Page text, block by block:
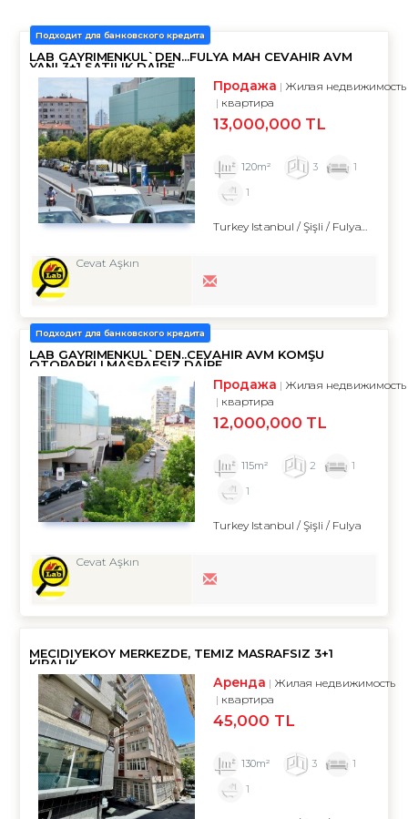
Подходит для банковского кредита
LAB GAYRIMENKUL`DEN...FULYA MAH CEVAHİR AVM
YANI 3+1 SATILIK DAİRE
Продажа
Жилая недвижимость
квартира
13,000,000 TL
120m² 3
1
1
Turkey Istanbul / Şişli / Fulya
Cevat Aşkın
Подходит для банковского кредита
LAB GAYRIMENKUL`DEN..CEVAHİR AVM KOMŞU
OTOPARKLI MASRAFSIZ DAİRE
Продажа
Жилая недвижимость
квартира
12,000,000 TL
115m² 2
1
1
Turkey Istanbul / Şişli / Fulya
Cevat Aşkın
MECIDIYEKÖY MERKEZDE, TEMIZ MASRAFSIZ 3+1
KIRALIK
Аренда
Жилая недвижимость
квартира
45,000 TL
130m² 3
1
1